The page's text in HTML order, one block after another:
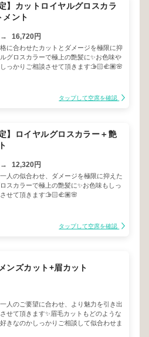
】カットロイヤルグロスカラ
メント
→ 16,720円
に合わせたカットとダメージを極限に抑
グロスカラーで極上の艶髪に✨お色味や
っかりご相談させて頂きます🫱🏻‍🫲🏽🌸
タップして空席を確認
】ロイヤルグロスカラー＋艶
→ 12,320円
人の似合わせ、ダメージを極限に抑えた
スカラーで極上の艶髪に✨お色味もしっ
せて頂きます🫱🏻‍🫲🏽🌸
タップして空席を確認
ンズカット+眉カット
人のご要望に合わせ、より魅力を引き出
せて頂きます✨眉毛カットもどのような
きなのかしっかりご相談して似合わせま